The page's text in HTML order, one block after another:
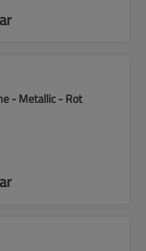
- Metallic - Rot